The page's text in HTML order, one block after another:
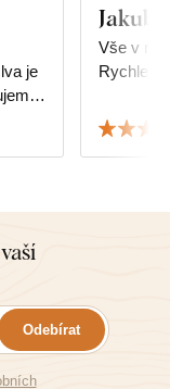
je
Jakub
Vše v naprostém pořádku.
Rychle
Odebírat